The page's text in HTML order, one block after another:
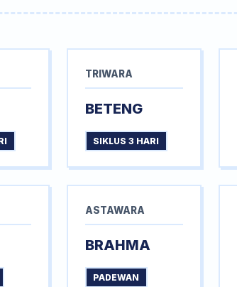
TRIWARA
BETENG
SIKLUS 3 HARI
ASTAWARA
BRAHMA
PADEWAN